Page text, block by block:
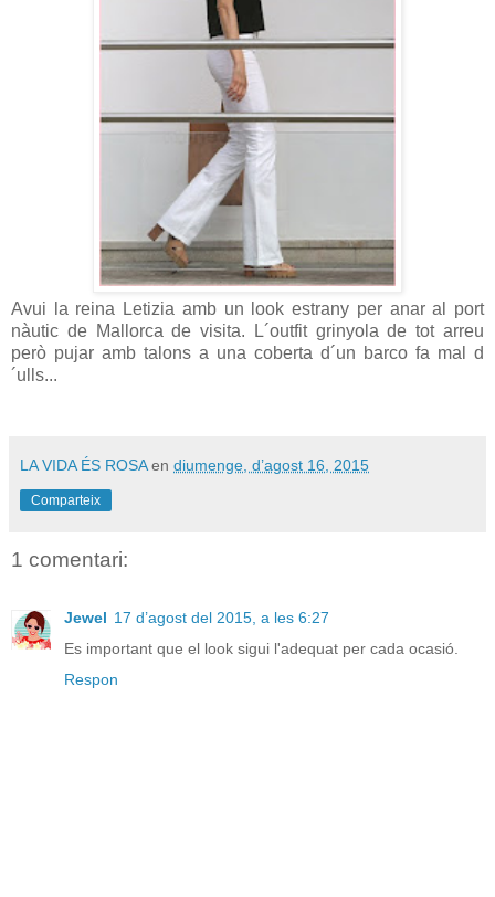
Avui la reina Letizia amb un look estrany per anar al port
nàutic de Mallorca de visita. L´outfit grinyola de tot arreu
però pujar amb talons a una coberta d´un barco fa mal d
´ulls...
LA VIDA ÉS ROSA en diumenge, d’agost 16, 2015
Comparteix
1 comentari:
Jewel 17 d’agost del 2015, a les 6:27
Es important que el look sigui l'adequat per cada ocasió.
Respon